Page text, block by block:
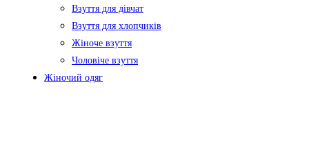
Взуття для дівчат
Взуття для хлопчиків
Жіноче взуття
Чоловіче взуття
Жіночий одяг